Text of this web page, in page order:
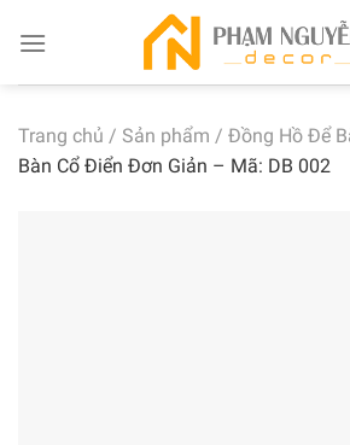
Trang chủ / Sản phẩm / Đồng Hồ Để
Bàn Cổ Điển Đơn Giản – Mã: DB 002